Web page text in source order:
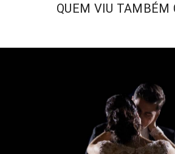
QUEM VIU TAMBÉM